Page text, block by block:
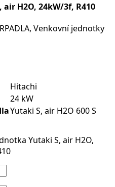
H2O, 24kW/3f, R410
, Venkovní jednotky
Hitachi
24 kW
Yutaki S, air H2O 600 S
Yutaki S, air H2O,